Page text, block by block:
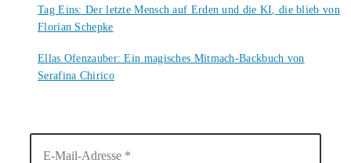
Tag Eins: Der letzte Mensch auf Erden und die KI, die blieb von
Florian Schepke
Ellas Ofenzauber: Ein magisches Mitmach-Backbuch von
Serafina Chirico